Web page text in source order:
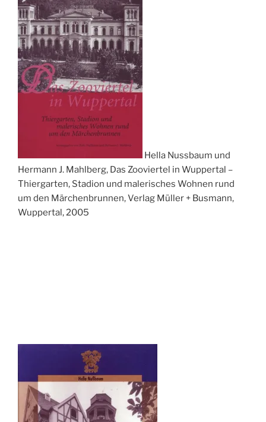
Hella Nussbaum und
Hermann J. Mahlberg, Das Zooviertel in Wuppertal –
Thiergarten, Stadion und malerisches Wohnen rund
um den Märchenbrunnen, Verlag Müller + Busmann,
Wuppertal, 2005